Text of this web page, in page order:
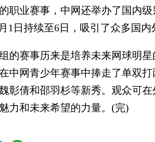
业赛事，中网还举办了国内级
1日持续至6日，吸引了众多国内
赛事历来是培养未来网球明星
中网青少年赛事中捧走了单双
彰倩和邵羽杉等新秀。观众可
力和未来希望的力量。(完)